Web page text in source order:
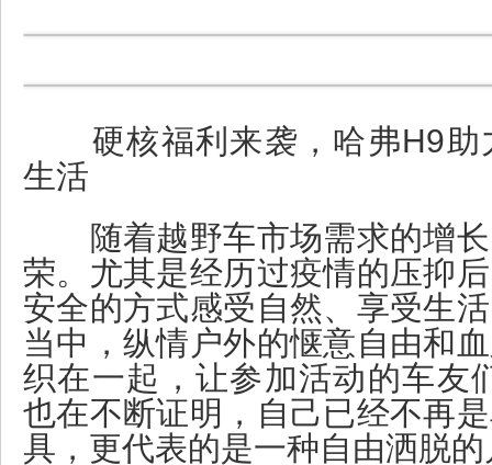
硬核福利来袭，哈弗H9助
生活
随着越野车市场需求的增长
荣。尤其是经历过疫情的压抑
安全的方式感受自然、享受生
当中，纵情户外的惬意自由和
织在一起，让参加活动的车友
也在不断证明，自己已经不再
具，更代表的是一种自由洒脱